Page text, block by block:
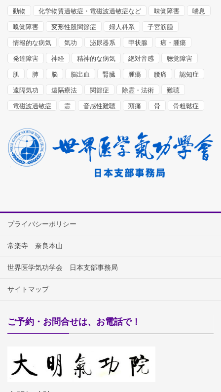
動物 化学物質過敏症・電磁波過敏症など 味覚障害 喘息
嗅覚障害 変形性股関節症 婦人科系 子宮筋腫
情報的な病気 気功 泌尿器系 甲状腺 癌・腫瘍
発達障害 神経 精神的な病気 絶対音感 聴覚障害
肌 肺 脳 脳出血 腎臓 腫瘍 腰痛 認知症
遠隔気功 遠隔療法 関節症 除霊・法術 難聴
電磁波過敏症 霊 音感性難聴 頭痛 骨 骨粗鬆症
プライバシーポリシー
常楽寺 奈良本山
世界医学気功学会 日本支部事務局
サイトマップ
ご予約・お問合せは、お電話で！